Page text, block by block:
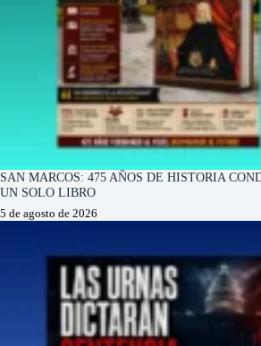
SAN MARCOS: 475 AÑOS DE HISTORIA
UN SOLO LIBRO
5 de agosto de 2026